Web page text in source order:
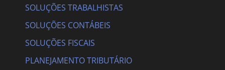
SOLUÇÕES TRABALHISTAS
SOLUÇÕES CONTÁBEIS
SOLUÇÕES FISCAIS
PLANEJAMENTO TRIBUTÁRIO